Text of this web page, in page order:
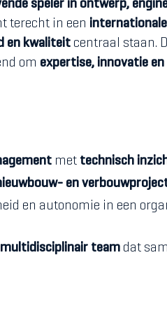
speler in ontwerp,
terecht in een
en kwaliteit centraal staan.
om expertise, innovatie
met technisch
en
en autonomie in een
multidisciplinair team dat